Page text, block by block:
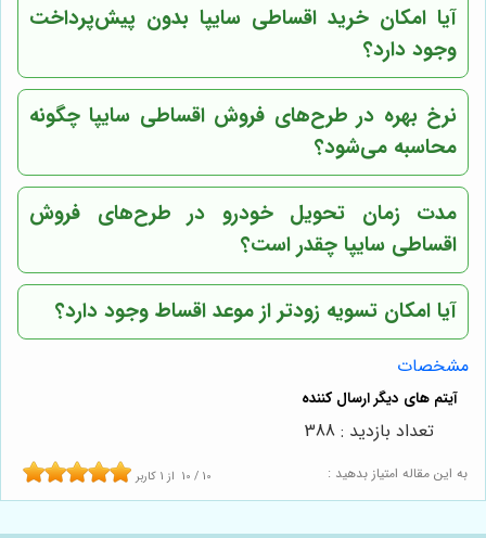
آیا امکان خرید اقساطی سایپا بدون پیش‌پرداخت
وجود دارد؟
نرخ بهره در طرح‌های فروش اقساطی سایپا چگونه
محاسبه می‌شود؟
مدت زمان تحویل خودرو در طرح‌های فروش
اقساطی سایپا چقدر است؟
آیا امکان تسویه زودتر از موعد اقساط وجود دارد؟
مشخصات
به این مقاله امتیاز بدهید : 10 / 10 از 1 کاربر
تعداد بازدید : 388